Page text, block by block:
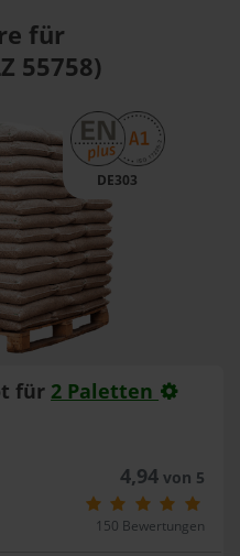
für
55758)
DE303
für 2 Paletten
4,94von 5
150 Bewertungen